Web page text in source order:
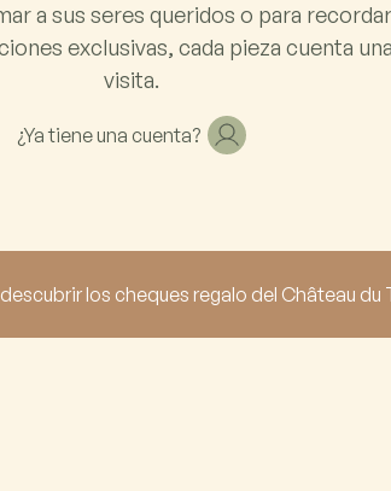
a sus seres queridos o para
exclusivas, cada pieza cuenta
visita.
¿Ya tiene una cuenta?
los cheques regalo del Château du